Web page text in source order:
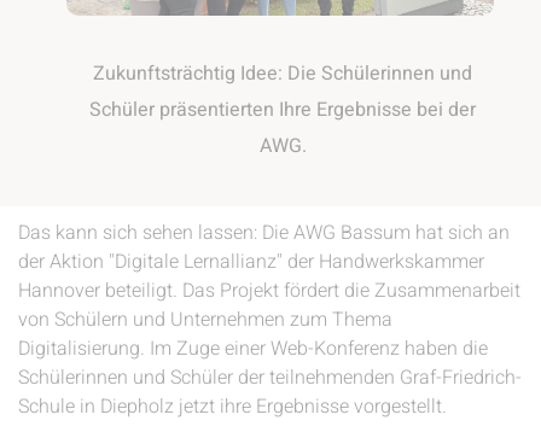
Zukunftsträchtig Idee: Die Schülerinnen und
Schüler präsentierten Ihre Ergebnisse bei der
AWG.
Das kann sich sehen lassen: Die AWG Bassum hat sich an
der Aktion "Digitale Lernallianz" der Handwerkskammer
Hannover‍ beteiligt. Das Projekt fördert die Zusammenarbeit
von Schülern und Unternehmen zum Thema
Digitalisierung. Im Zuge einer Web-Konferenz haben die
Schülerinnen und Schüler der teilnehmenden Graf-Friedrich-
Schule in Diepholz jetzt ihre Ergebnisse vorgestellt.